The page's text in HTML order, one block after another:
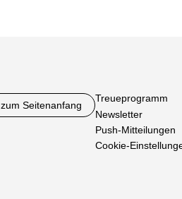
zum Seitenanfang
Treueprogramm
Newsletter
Push-Mitteilungen
Cookie-